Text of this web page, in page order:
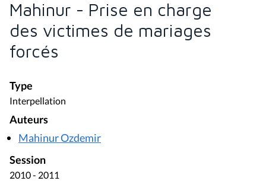
Mahinur - Prise en charge
des victimes de mariages
forcés
Type
Interpellation
Auteurs
Mahinur Ozdemir
Session
2010 - 2011